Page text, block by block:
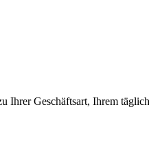
Ihrer Geschäftsart, Ihrem